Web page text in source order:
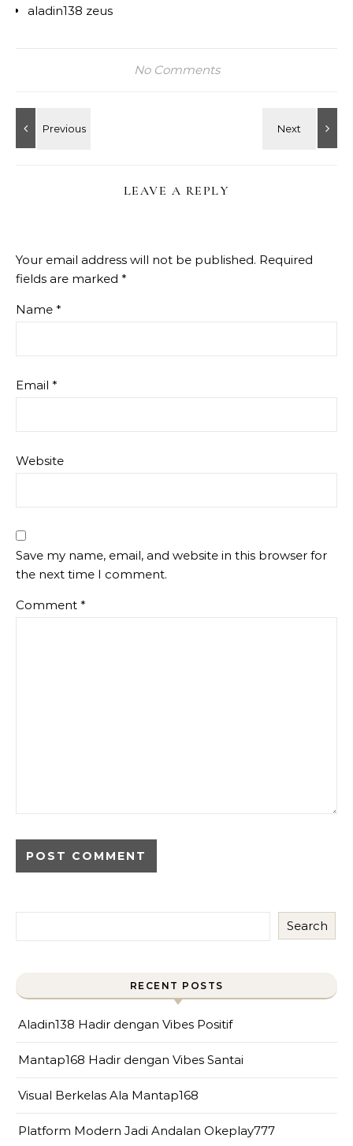
aladin138 zeus
No Comments
LEAVE A REPLY
Your email address will not be published. Required
fields are marked *
Name *
Email *
Website
Save my name, email, and website in this browser for
the next time I comment.
Comment *
Search
RECENT POSTS
Aladin138 Hadir dengan Vibes Positif
Mantap168 Hadir dengan Vibes Santai
Visual Berkelas Ala Mantap168
Platform Modern Jadi Andalan Okeplay777